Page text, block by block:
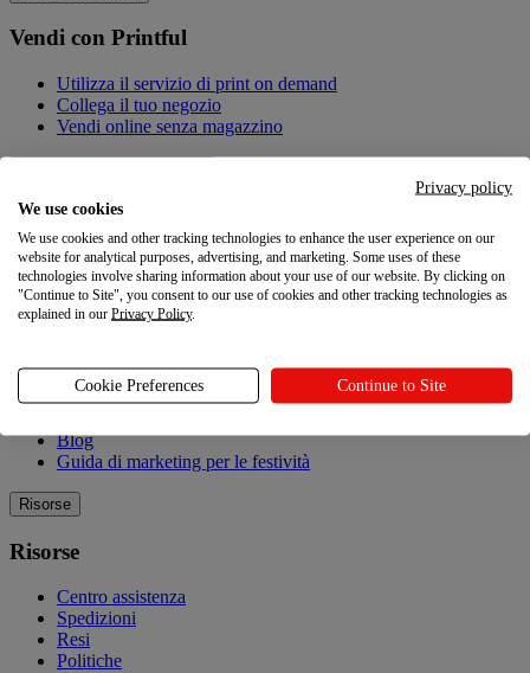
Vendi con Printful
Utilizza il servizio di print on demand
Collega il tuo negozio
Vendi online senza magazzino
Crea prodotti personalizzati
Catalogo dei prodotti
Design Maker
Qualità
Esplorare
Blog
Guida di marketing per le festività
Risorse
Risorse
Centro assistenza
Spedizioni
Resi
Politiche
Privacy policy
We use cookies
We use cookies and other tracking technologies to enhance the user experience on our
website for analytical purposes, advertising, and marketing. Some uses of these
technologies involve sharing information about your use of our website. By clicking on
"Continue to Site", you consent to our use of cookies and other tracking technologies as
explained in our Privacy Policy.
Cookie Preferences Continue to Site